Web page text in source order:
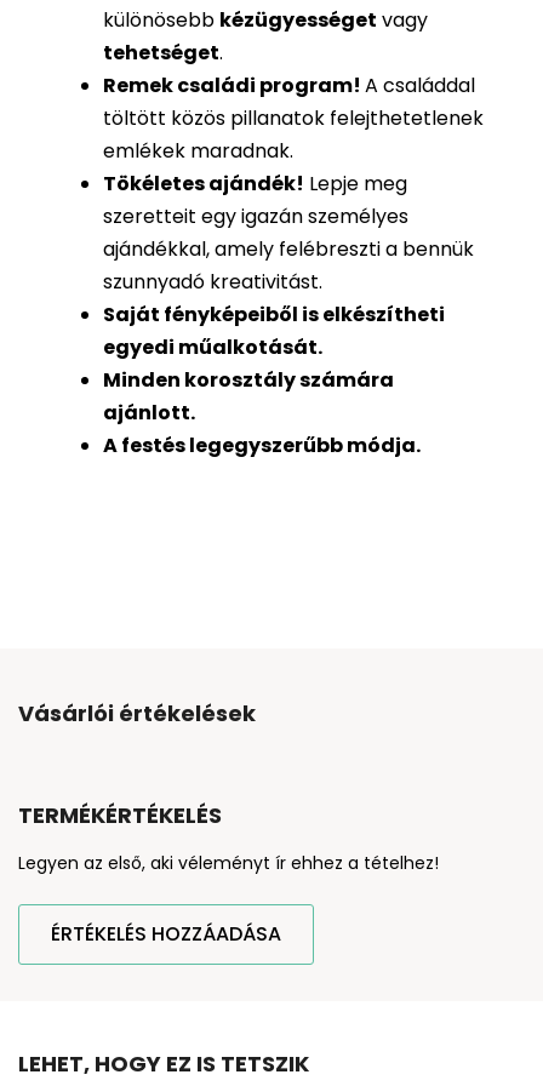
különösebb kézügyességet vagy
tehetséget.
Remek családi program! A családdal
töltött közös pillanatok felejthetetlenek
emlékek maradnak.
Tökéletes ajándék! Lepje meg
szeretteit egy igazán személyes
ajándékkal, amely felébreszti a bennük
szunnyadó kreativitást.
Saját fényképeiből iselkészítheti
egyedi műalkotását.
Minden korosztály számára
ajánlott.
A festés legegyszerűbb módja.
Vásárlói értékelések
TERMÉKÉRTÉKELÉS
Legyen az első, aki véleményt ír ehhez a tételhez!
ÉRTÉKELÉS HOZZÁADÁSA
LEHET, HOGY EZ IS TETSZIK